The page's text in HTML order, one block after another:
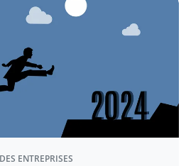
ENTREPRISES